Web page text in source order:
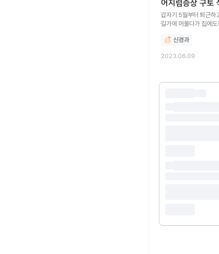
어지럼증
갑자기 5월부터 퇴근하고 운전하고 집으로 가는길에 힘이없고 구토 머리가 멍하면서 식은땀이나먼서 운전도중 길가에 차을 세워놓고 30분정도
길가에 머물다가 집에도착함 이비인후과 신경과 내과등등 방문해서 결과는 이상이없다고 합니다 그러나 신경과에서 약처방 받고 먹고있는중요
신경과
2023.06.09